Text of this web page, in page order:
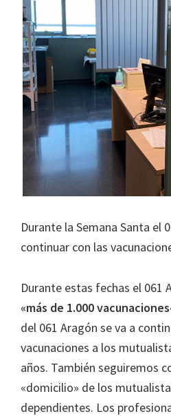
Durante la Semana Santa el
continuar con las
Durante estas fechas el 061
«más de 1.000 vacunaciones
del 061 Aragón se va a
vacunaciones a los
años. También seguiremos
«domicilio» de los
dependientes. Los